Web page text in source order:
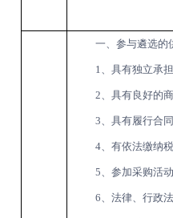
一、参与遴选的
1、具有独立承
2、具有良好的
3、具有履行合
4、有依法缴纳
5、参加采购活
6、法律、行政